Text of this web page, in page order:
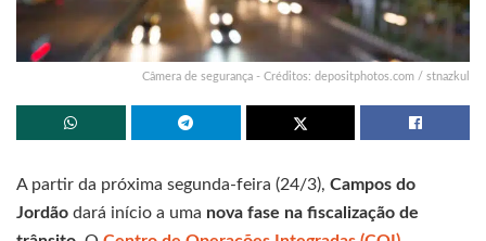
Câmera de segurança - Créditos: depositphotos.com / stnazkul
A partir da próxima segunda-feira (24/3), Campos do
Jordão dará início a uma nova fase na fiscalização de